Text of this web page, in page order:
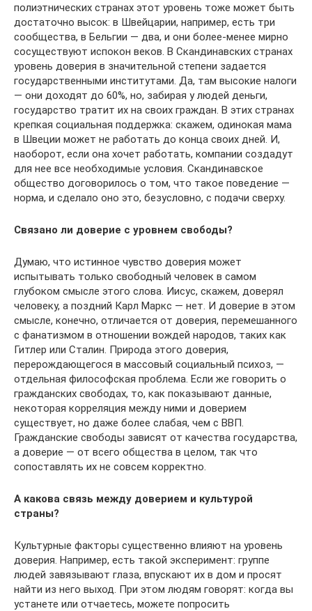
полиэтнических странах этот уровень тоже может быть
достаточно высок: в Швейцарии, например, есть три
сообщества, в Бельгии — два, и они более-менее мирно
сосуществуют испокон веков. В Скандинавских странах
уровень доверия в значительной степени задается
государственными институтами. Да, там высокие налоги
— они доходят до 60%, но, забирая у людей деньги,
государство тратит их на своих граждан. В этих странах
крепкая социальная поддержка: скажем, одинокая мама
в Швеции может не работать до конца своих дней. И,
наоборот, если она хочет работать, компании создадут
для нее все необходимые условия. Скандинавское
общество договорилось о том, что такое поведение —
норма, и сделало оно это, безусловно, с подачи сверху.
Связано ли доверие с уровнем свободы?
Думаю, что истинное чувство доверия может
испытывать только свободный человек в самом
глубоком смысле этого слова. Иисус, скажем, доверял
человеку, а поздний Карл Маркс — нет. И доверие в этом
смысле, конечно, отличается от доверия, перемешанного
с фанатизмом в отношении вождей народов, таких как
Гитлер или Сталин. Природа этого доверия,
перерождающегося в массовый социальный психоз, —
отдельная философская проблема. Если же говорить о
гражданских свободах, то, как показывают данные,
некоторая корреляция между ними и доверием
существует, но даже более слабая, чем с ВВП.
Гражданские свободы зависят от качества государства,
а доверие — от всего общества в целом, так что
сопоставлять их не совсем корректно.
А какова связь между доверием и культурой
страны?
Культурные факторы существенно влияют на уровень
доверия. Например, есть такой эксперимент: группе
людей завязывают глаза, ­впускают их в дом и просят
найти из него выход. При этом людям говорят: когда вы
устанете или отчаетесь, можете попросить